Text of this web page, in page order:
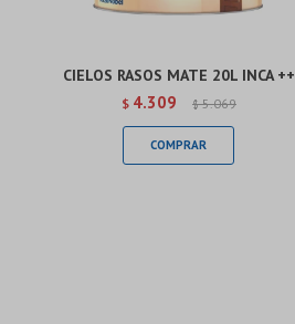
CIELOS RASOS MATE 20L INCA ++
$ 4.309 $ 5.069